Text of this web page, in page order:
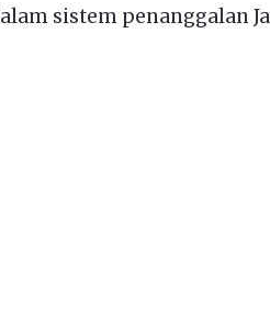
sistem penanggalan